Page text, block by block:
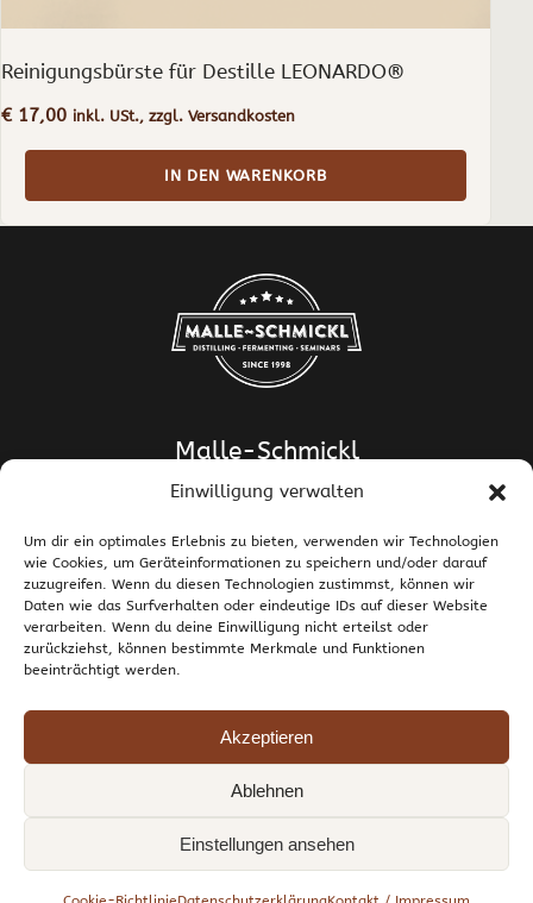
Einwilligung verwalten
Um dir ein optimales Erlebnis zu bieten, verwenden wir Technologien
wie Cookies, um Geräteinformationen zu speichern und/oder darauf
zuzugreifen. Wenn du diesen Technologien zustimmst, können wir
Daten wie das Surfverhalten oder eindeutige IDs auf dieser Website
verarbeiten. Wenn du deine Einwilligung nicht erteilst oder
zurückziehst, können bestimmte Merkmale und Funktionen
beeinträchtigt werden.
Akzeptieren
Ablehnen
Einstellungen ansehen
Reinigungsbürste für Destille LEONARDO®
€17,00 inkl. USt., zzgl. Versandkosten
IN DEN WARENKORB
Malle-Schmickl
Dipl.-Ing. Dr. Helge Schmickl
Dipl.-Ing. Dr. Bettina Malle-Schmickl
Ehrentalerstrasse 39
9020 Klagenfurt am Wörthersee / Österreich
T +43 463 437786
Esupport@malle-schmickl.net
Kontakt / Impressum
Widerruf und Rücksendungen
Versand und Zahlung
Allgemeine Geschäftsbedingungen
Cookie-Richtlinie (EU)
© 1998-2026 Malle-Schmickl GesnbR. Alle Rechte vorbehalten.
YouTubeFacebookInstagram